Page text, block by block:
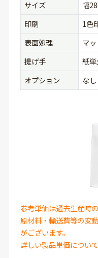
サイズ
幅
印刷
1色
表面処理
マ
提げ手
紙
オプション
なし
参考単価は過去生産時
原材料・輸送費等の変
がございます。
詳しい製品単価につい